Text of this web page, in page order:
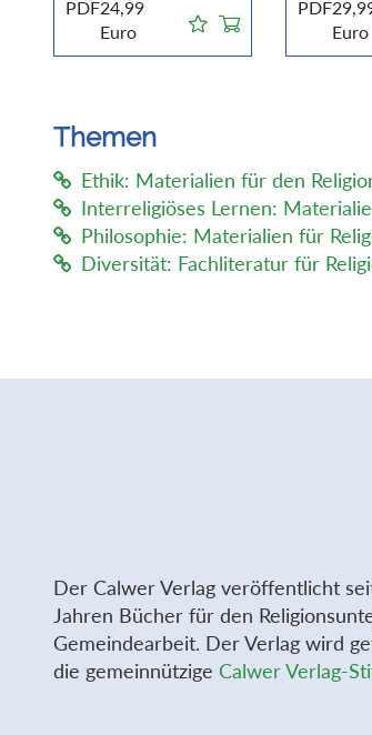
PDF24,99
Euro
PDF
Euro
Themen
Ethik: Materialien für den
Interreligiöses Lernen:
Philosophie: Materialien für
Diversität: Fachliteratur für
Der Calwer Verlag veröffentlicht
Jahren Bücher für den
Gemeindearbeit. Der Verlag wird
die gemeinnützige Calwer Verlag-